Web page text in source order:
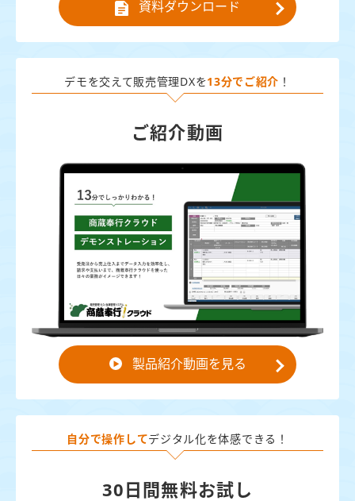
資料ダウンロード
デモを交えて販売管理DXを13分でご紹介 ！
ご紹介動画
製品紹介動画を見る
自分で操作してデジタル化を体感できる！
30日間無料お試し